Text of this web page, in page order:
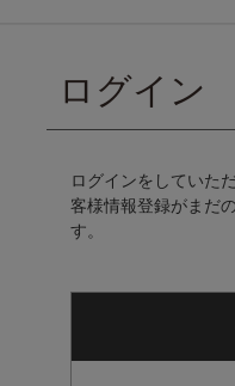
ログイン
ログインをしていた
客様情報登録がまだ
す。